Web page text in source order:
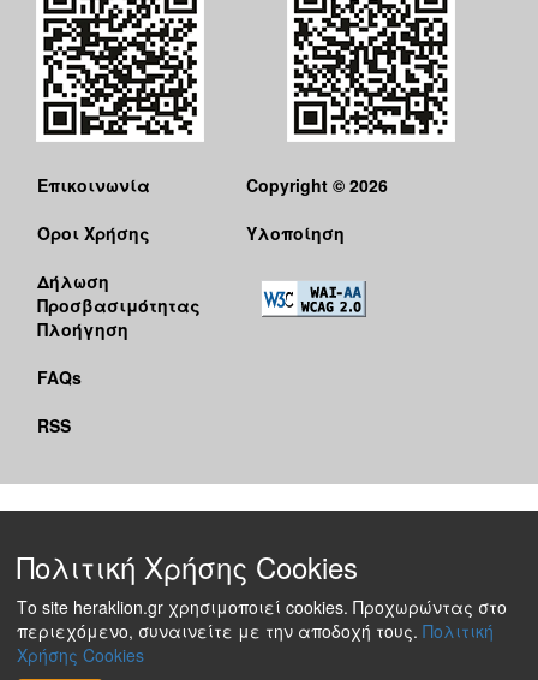
Επικοινωνία
Όροι Χρήσης
Δήλωση
Προσβασιμότητας
Πλοήγηση
FAQs
RSS
Copyright © 2026
Υλοποίηση
Πολιτική Χρήσης Cookies
Το site heraklion.gr χρησιμοποιεί cookies. Προχωρώντας στο
περιεχόμενο, συναινείτε με την αποδοχή τους. Πολιτική
Χρήσης Cookies